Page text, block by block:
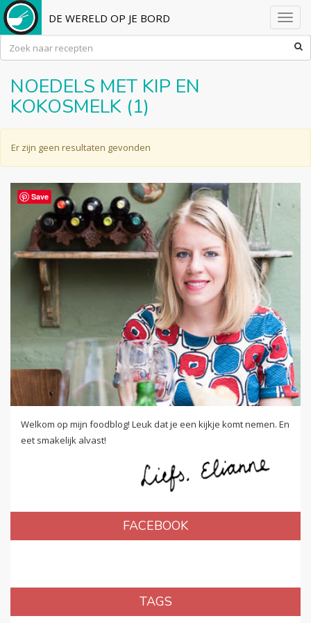
DE WERELD OP JE BORD
NOEDELS MET KIP EN
KOKOSMELK (1)
Er zijn geen resultaten gevonden
Welkom op mijn foodblog! Leuk dat je een kijkje komt nemen. En
eet smakelijk alvast!
FACEBOOK
TAGS
Save